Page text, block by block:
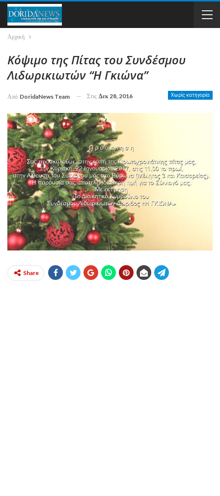
Αρχική
Κόψιμο της Πίτας του Συνδέσμου
Λιδωρικιωτών “Η Γκιώνα”
Χωρίς κατηγορία
Από DoridaNews Team Στις Δεκ 28, 2016
Share